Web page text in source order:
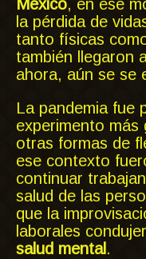
México, en ese
la pérdida de
tanto físicas
también llegaron
ahora, aún se se
La pandemia fue
experimento más
otras formas de
ese contexto
continuar
salud de las
que la
laborales
salud mental .